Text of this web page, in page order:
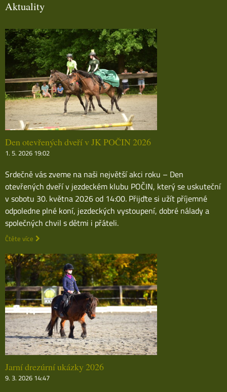
Aktuality
Den otevřených dveří v JK POČIN 2026
1. 5. 2026 19:02
Srdečně vás zveme na naši největší akci roku – Den
otevřených dveří v jezdeckém klubu POČIN, který se uskuteční
v sobotu 30. května 2026 od 14:00. Přijďte si užít příjemné
odpoledne plné koní, jezdeckých vystoupení, dobré nálady a
společných chvil s dětmi i přáteli.
Čtěte více
Jarní drezúrní ukázky 2026
9. 3. 2026 14:47